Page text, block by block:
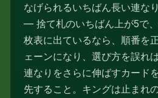
なげられるいちばん長い連な
— 捨て札のいちばん上が5で
枚表に出ているなら、順番を
ェーンになり、選び方を誤れ
連なりをさらに伸ばすカード
先すること。キングは止まれ